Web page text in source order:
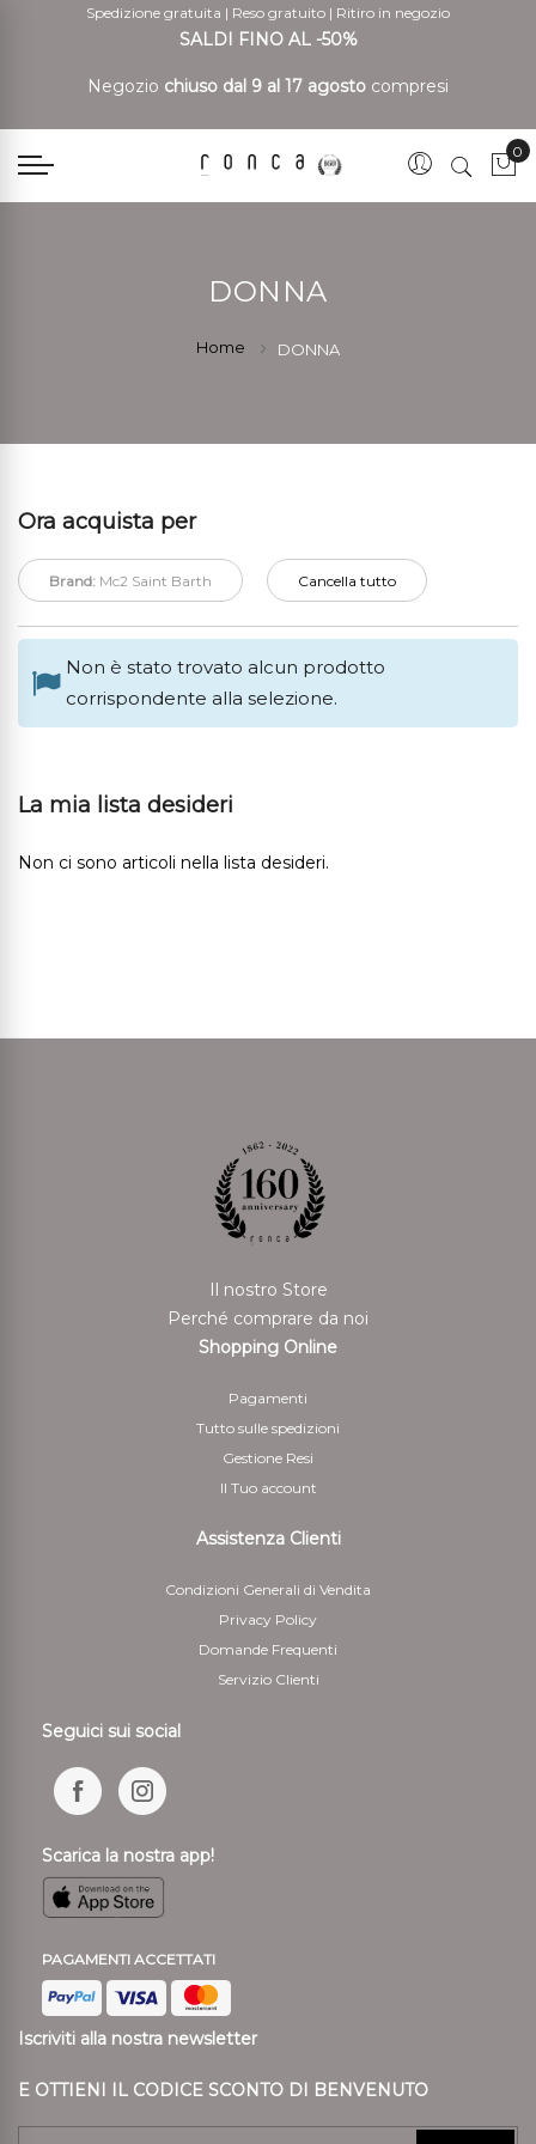
Spedizione gratuita | Reso gratuito | Ritiro in negozio
SALDI FINO AL -50%
Negozio chiuso dal 9 al 17 agosto compresi
0
DONNA
Home DONNA
Ora acquista per
Brand: Mc2 Saint Barth Cancella tutto
Non è stato trovato alcun prodotto
corrispondente alla selezione.
La mia lista desideri
Non ci sono articoli nella lista desideri.
Il nostro Store
Perché comprare da noi
Shopping Online
Pagamenti
Tutto sulle spedizioni
Gestione Resi
Il Tuo account
Assistenza Clienti
Condizioni Generali di Vendita
Privacy Policy
Domande Frequenti
Servizio Clienti
Seguici sui social
Scarica la nostra app!
PAGAMENTI ACCETTATI
Iscriviti alla nostra newsletter
E OTTIENI IL CODICE SCONTO DI BENVENUTO